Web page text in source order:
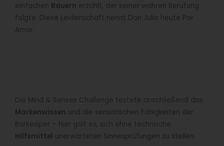
einfachen Bauern erzählt, der seiner wahren Berufung
folgte. Diese Leidenschaft nennt Don Julio heute Por
Amor.
Die Mind & Senses Challenge testete anschließend das
Markenwissen und die sensorischen Fähigkeiten der
Barkeeper – hier galt es, sich ohne technische
Hilfsmittel unerwarteten Sinnesprüfungen zu stellen.